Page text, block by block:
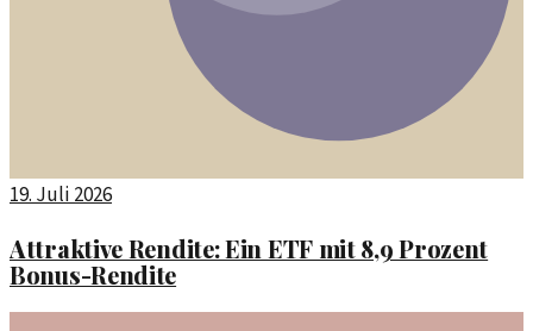
19. Juli 2026
Attraktive Rendite: Ein ETF mit 8,9 Prozent
Bonus-Rendite